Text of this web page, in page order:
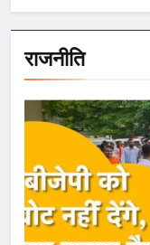
राजनीति